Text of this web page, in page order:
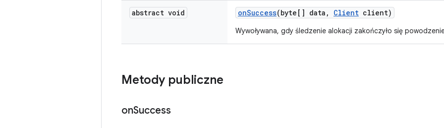
abstract void onSuccess(byte[] data , Client client)
Wywoływana, gdy śledzenie alokacji zakończyło się
Metody publiczne
onSuccess